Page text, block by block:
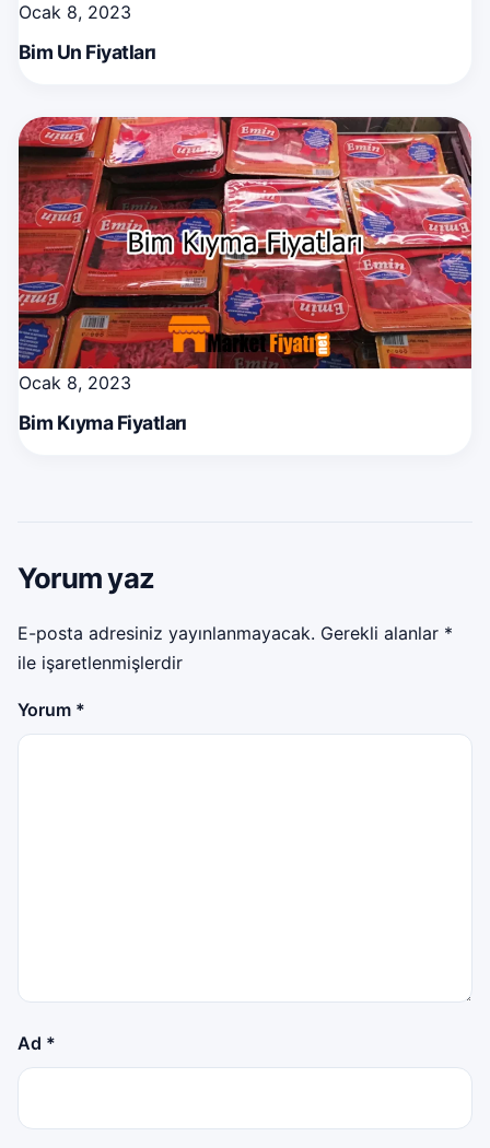
Ocak 8, 2023
Bim Un Fiyatları
Ocak 8, 2023
Bim Kıyma Fiyatları
Yorum yaz
E-posta adresiniz yayınlanmayacak. Gerekli alanlar *
ile işaretlenmişlerdir
Yorum *
Ad *